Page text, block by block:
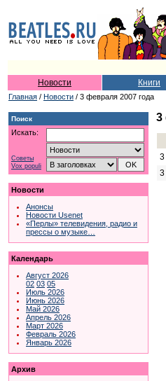
Новости Книги
Главная / Новости / 3 февраля 2007 года
Поиск
Искать:
Советы
Vox populi
Новости
Анонсы
Новости Usenet
«Перлы» телевидения, радио и
прессы о музыке…
Календарь
Август 2026
02 03 05
Июль 2026
Июнь 2026
Май 2026
Апрель 2026
Март 2026
Февраль 2026
Январь 2026
Архив
3
3